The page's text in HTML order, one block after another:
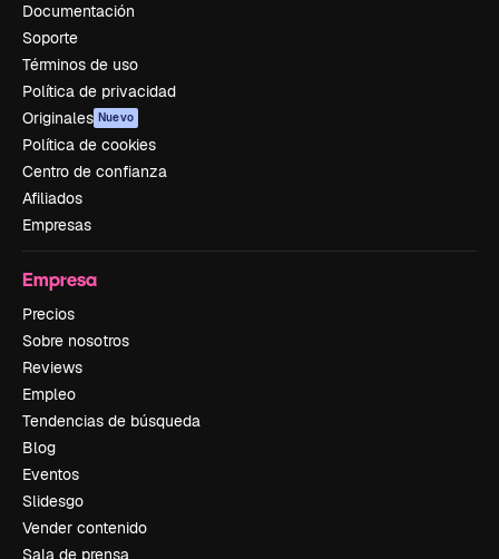
Documentación
Soporte
Términos de uso
Política de privacidad
Originales Nuevo
Política de cookies
Centro de confianza
Afiliados
Empresas
Empresa
Precios
Sobre nosotros
Reviews
Empleo
Tendencias de búsqueda
Blog
Eventos
Slidesgo
Vender contenido
Sala de prensa